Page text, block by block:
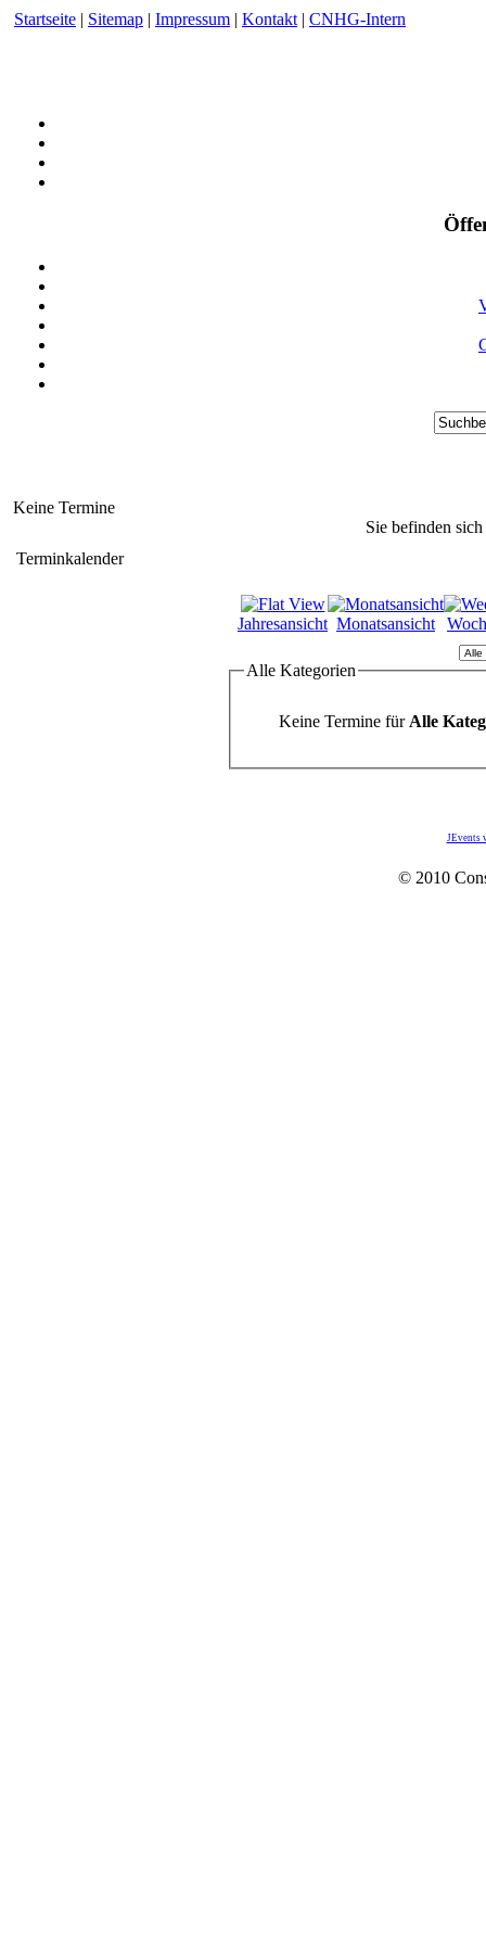
Startseite | Sitemap | Impressum | Kontakt | CNHG-Intern
Keine Termine
Sie befinden
Terminkalender
Jahresansicht Monatsansicht
Alle Kategorien
Keine Termine für Alle
JEvents
© 2010